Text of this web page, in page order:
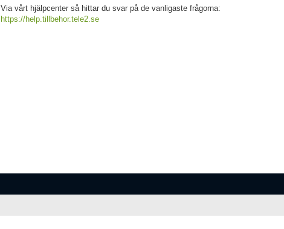
Via vårt hjälpcenter så hittar du svar på de vanligaste frågorna:
https://help.tillbehor.tele2.se